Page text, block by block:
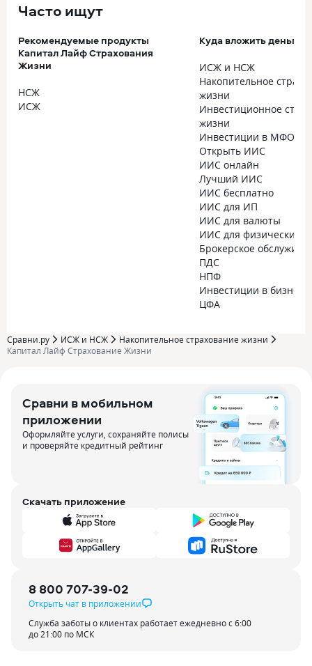
Часто ищут
Рекомендуемые продукты
Капитал Лайф Страхования
Жизни
НСЖ
ИСЖ
Куда вложить деньги
ИСЖ и НСЖ
Накопительное
жизни
Инвестиционное
жизни
Инвестиции в МФО
Открыть ИИС
ИИС онлайн
Лучший ИИС
ИИС бесплатно
ИИС для ИП
ИИС для валюты
ИИС для физических
Брокерское
ПДС
НПФ
Инвестиции в бизнес
ЦФА
Сравни.ру ИСЖ и НСЖ
Накопительное страхование жизни
Капитал Лайф Страхование Жизни
Сравни в мобильном
приложении
Оформляйте услуги, сохраняйте полисы
и проверяйте кредитный рейтинг
Скачать приложение
8 800 707-39-02
Открыть чат в приложении
Служба заботы о клиентах работает ежедневно с 6:00
до 21:00 по МСК